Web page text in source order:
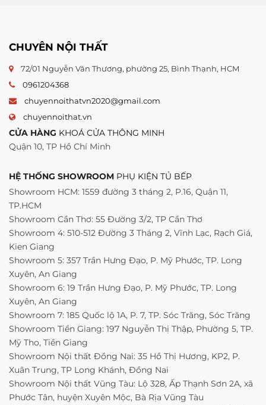
CHUYÊN NỘI THẤT
72/01 Nguyễn Văn Thương, phường 25, Bình Thạnh, HCM
0961204368
chuyennoithatvn2020@gmail.com
chuyennoithat.vn
CỬA HÀNG KHOÁ CỬA THÔNG MINH
Quận 10, TP Hồ Chí Minh
HỆ THỐNG SHOWROOM PHỤ KIỆN TỦ BẾP
Showroom HCM: 1559 đường 3 tháng 2, P.16, Quận 11,
TP.HCM
Showroom Cần Thơ: 55 Đường 3/2, TP Cần Thơ
Showroom 4: 510-512 Đường 3 Tháng 2, Vĩnh Lạc, Rạch Giá,
Kien Giang
Showroom 5: 357 Trần Hưng Đạo, P. Mỹ Phước, TP. Long
Xuyên, An Giang
Showroom 6: 19 Trần Hưng Đạo, P. Mỹ Phước, TP. Long
Xuyên, An Giang
Showroom 7: 185 Quốc lộ 1A, P. 7, TP. Sóc Trăng, Sóc Trăng
Showroom Tiền Giang: 197 Nguyễn Thị Thập, Phường 5, TP.
Mỹ Tho, Tiền Giang
Showroom Nội thất Đồng Nai: 35 Hồ Thị Hương, KP2, P.
Xuân Trung, TP Long Khánh, Đồng Nai
Showroom Nội thất Vũng Tàu: Lộ 328, Ấp Thạnh Sơn 2A, xã
Phước Tân, huyện Xuyên Mộc, Bà Rịa Vũng Tàu